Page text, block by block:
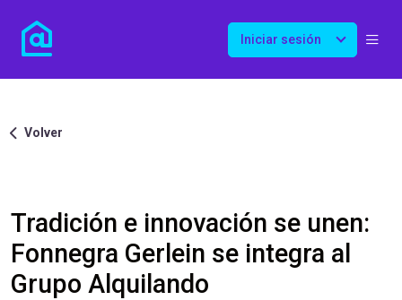
Iniciar sesión
Volver
Tradición e innovación se unen:
Fonnegra Gerlein se integra al
Grupo Alquilando